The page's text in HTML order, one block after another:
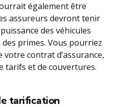
également être
assureurs devront tenir
des véhicules
primes. Vous pourriez
contrat d’assurance,
tarifs et de couvertures.
tarification